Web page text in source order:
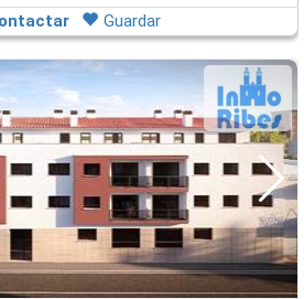
Guardar